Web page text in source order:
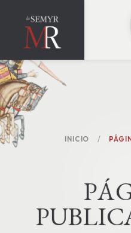
INICIO
PÁ
PUBLIC